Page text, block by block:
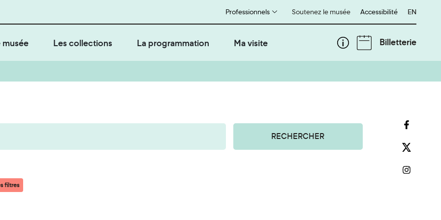
Soutenez le musée
Professionnels Accessibilité English
EN
musée Les collections La programmation Ma visite Billetterie
RECHERCHER
filtres